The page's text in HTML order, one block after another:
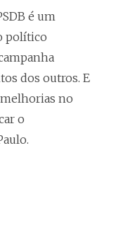
é um
político
dos outros. E
melhorias no
o